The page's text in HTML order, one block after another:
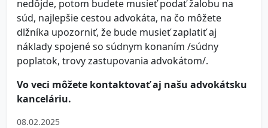
nedôjde, potom budete musieť podať žalobu na
súd, najlepšie cestou advokáta, na čo môžete
dlžníka upozorniť, že bude musieť zaplatiť aj
náklady spojené so súdnym konaním /súdny
poplatok, trovy zastupovania advokátom/.
Vo veci môžete kontaktovať aj našu advokátsku
kanceláriu.
08.02.2025